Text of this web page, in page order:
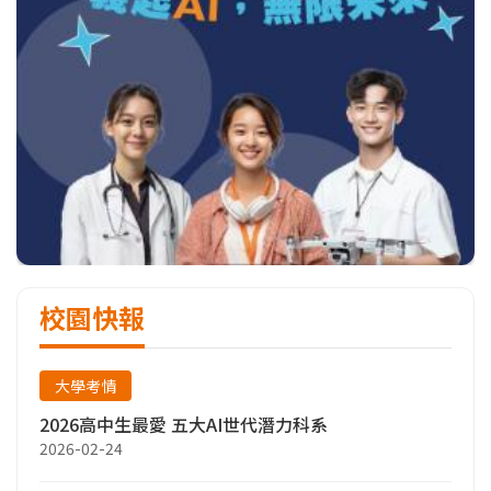
校園快報
大學考情
2026高中生最愛 五大AI世代潛力科系
2026-02-24